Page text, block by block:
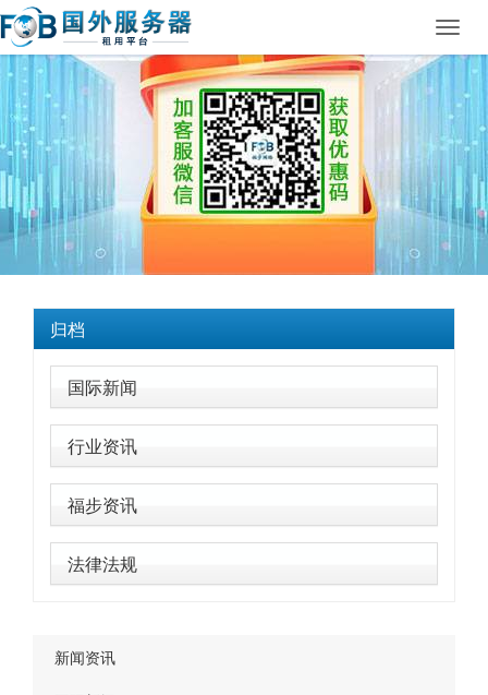
归档
国际新闻
行业资讯
福步资讯
法律法规
新闻资讯